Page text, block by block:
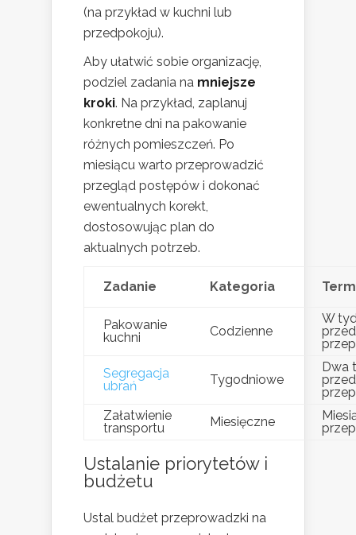
(na przykład w kuchni lub
przedpokoju).
Aby ułatwić sobie organizację,
podziel zadania na mniejsze
kroki. Na przykład, zaplanuj
konkretne dni na pakowanie
różnych pomieszczeń. Po
miesiącu warto przeprowadzić
przegląd postępów i dokonać
ewentualnych korekt,
dostosowując plan do
aktualnych potrzeb.
Zadanie Kategoria
Pakowanie
kuchni
Codzienne
W
przed
Segregacja
ubrań
Tygodniowe
Dwa
przed
Załatwienie
transportu
Miesięczne
Ustalanie priorytetów i
budżetu
Ustal budżet przeprowadzki na